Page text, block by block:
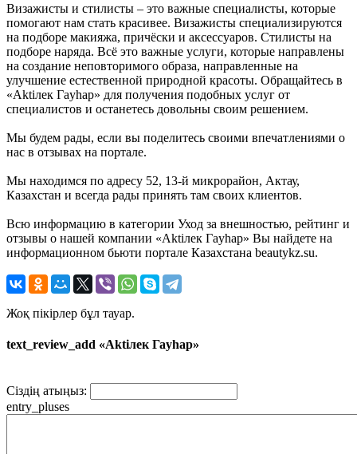
Визажисты и стилисты – это важные специалисты, которые
помогают нам стать красивее. Визажисты специализируются
на подборе макияжа, причёски и аксессуаров. Стилисты на
подборе наряда. Всё это важные услуги, которые направлены
на создание неповторимого образа, направленные на
улучшение естественной природной красоты. Обращайтесь в
«Aktiлек Гаyhap» для получения подобных услуг от
специалистов и останетесь довольны своим решением.
Мы будем рады, если вы поделитесь своими впечатлениями о
нас в отзывах на портале.
Мы находимся по адресу 52, 13-й микрорайон, Актау,
Казахстан и всегда рады принять там своих клиентов.
Всю информацию в категории Уход за внешностью, рейтинг и
отзывы о нашей компании «Aktiлек Гаyhap» Вы найдете на
информационном бьюти портале Казахстана beautykz.su.
Жоқ пікірлер бұл тауар.
text_review_add «Aktiлек Гаyhap»
Сіздің атыңыз:
entry_pluses